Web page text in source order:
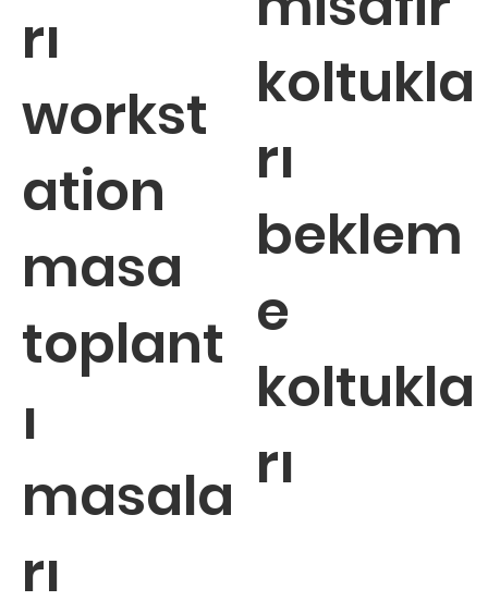
rı
workst
ation
masa
toplant
ı
masala
rı
koltukla
rı
beklem
e
koltukla
rı